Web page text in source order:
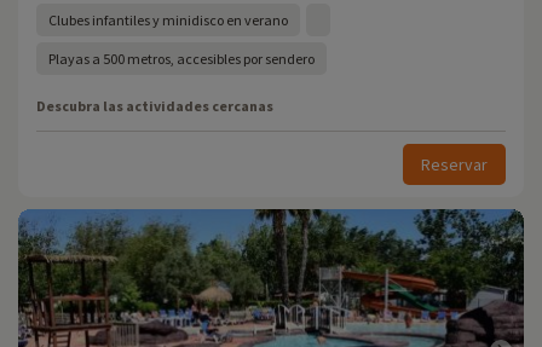
Clubes infantiles y minidisco en verano
Playas a 500 metros, accesibles por sendero
Descubra las actividades cercanas
Reservar